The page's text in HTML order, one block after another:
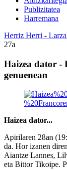
Publizitatea
Harremana
Herriz Herri -
27a
Haizea dator -
genuenean
Haizea dator...
Apirilaren 28an
da. Hor izanen
Aiantze Lannes,
eta Bittor Tikoipe.